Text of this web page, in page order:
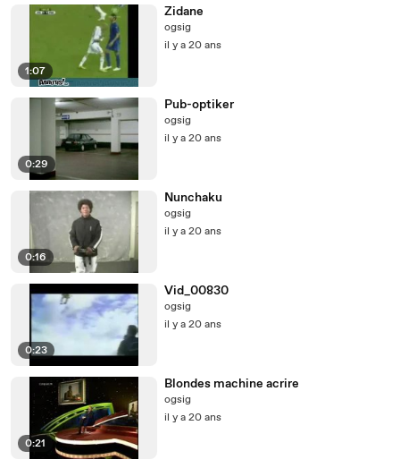
1:07
Zidane
ogsig
il y a 20 ans
0:29
Pub-optiker
ogsig
il y a 20 ans
0:16
Nunchaku
ogsig
il y a 20 ans
0:23
Vid_00830
ogsig
il y a 20 ans
0:21
Blondes machine acrire
ogsig
il y a 20 ans